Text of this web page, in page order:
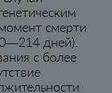
смерти
дней).
с более